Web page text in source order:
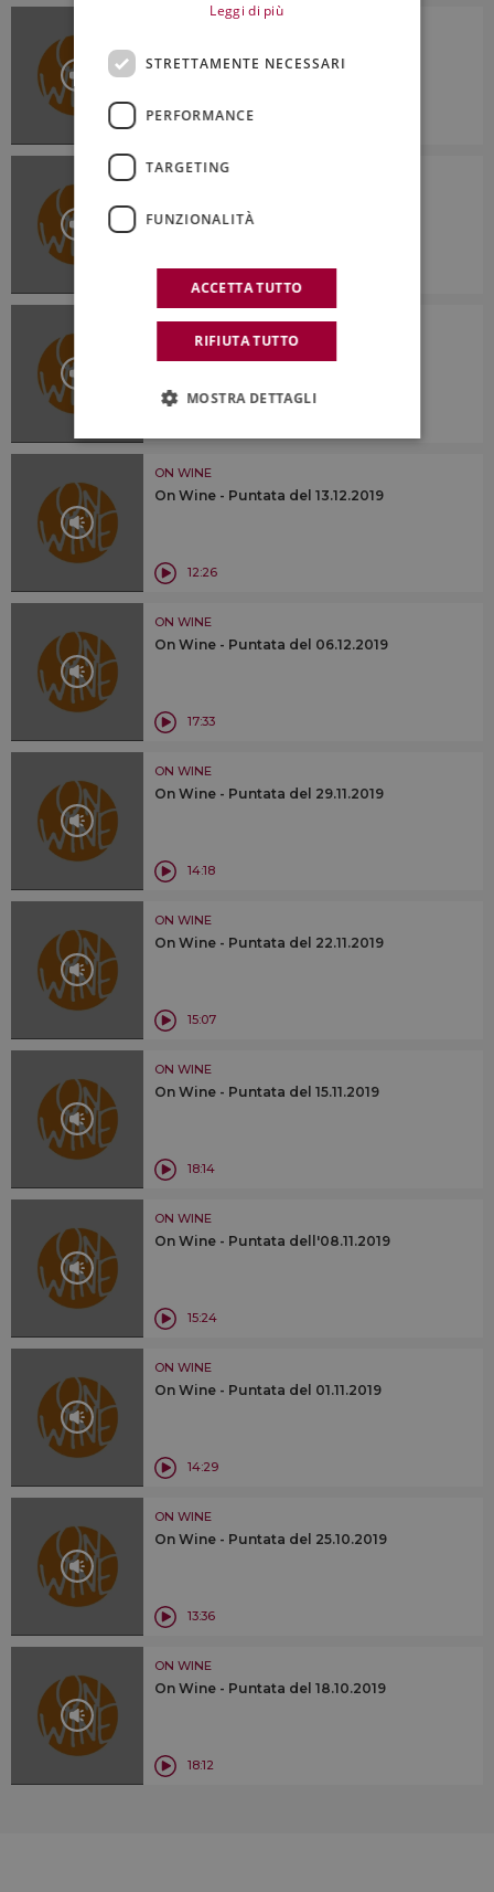
16:32
ON WINE
13:10
ON WINE
On Wine - Puntata del 20.12.2019
ON WINE
On Wine - Puntata del 13.12.2019
12:26
ON WINE
On Wine - Puntata del 06.12.2019
17:33
ON WINE
On Wine - Puntata del 29.11.2019
14:18
ON WINE
On Wine - Puntata del 22.11.2019
15:07
ON WINE
On Wine - Puntata del 15.11.2019
18:14
ON WINE
On Wine - Puntata dell'08.11.2019
15:24
ON WINE
On Wine - Puntata del 01.11.2019
14:29
ON WINE
On Wine - Puntata del 25.10.2019
13:36
ON WINE
On Wine - Puntata del 18.10.2019
18:12
Leggi di più
STRETTAMENTE NECESSARI
PERFORMANCE
TARGETING
FUNZIONALITÀ
ACCETTA TUTTO
RIFIUTA TUTTO
MOSTRA DETTAGLI